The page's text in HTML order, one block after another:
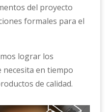
del proyecto
formales para el
lograr los
necesita en tiempo
de calidad.